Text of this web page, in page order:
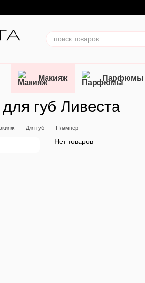
Макияж Парфюмы
губ Ливеста
Для губ Плампер
Нет товаров